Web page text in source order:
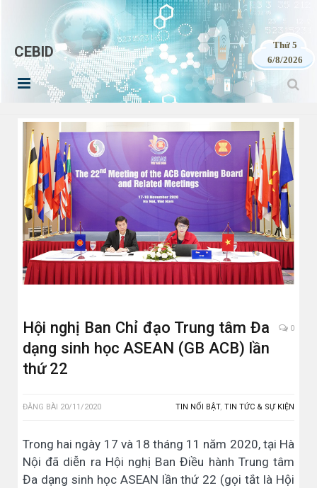
CEBID
Thứ 5
6/8/2026
Hội nghị Ban Chỉ đạo Trung tâm Đa
dạng sinh học ASEAN (GB ACB) lần
thứ 22
0
ĐĂNG BÀI 20/11/2020 TIN NỔI BẬT, TIN TỨC & SỰ KIỆN
Trong hai ngày 17 và 18 tháng 11 năm 2020, tại Hà
Nội đã diễn ra Hội nghị Ban Điều hành Trung tâm
Đa dạng sinh học ASEAN lần thứ 22 (gọi tắt là Hội